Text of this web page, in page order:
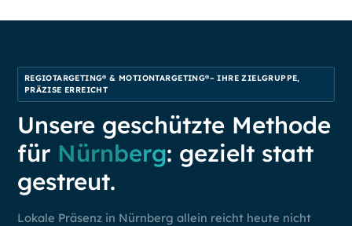
REGIOTARGETING® & MOTIONTARGETING®– IHRE ZIELGRUPPE,
PRÄZISE ERREICHT
Unsere geschützte Methode
für Nürnberg: gezielt statt
gestreut.
Lokale Präsenz in Nürnberg allein reicht heute nicht